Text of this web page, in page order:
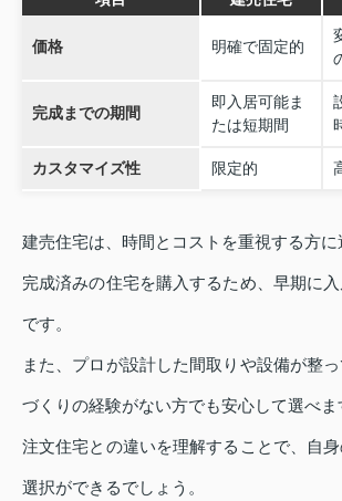
価格 明確で固定的
完成までの期間
即入居可能ま
たは短期間
カスタマイズ性 限定的
建売住宅は、時間とコストを重視する方に
完成済みの住宅を購入するため、早期に
です。
また、プロが設計した間取りや設備が整
づくりの経験がない方でも安心して選べま
注文住宅との違いを理解することで、自
選択ができるでしょう。